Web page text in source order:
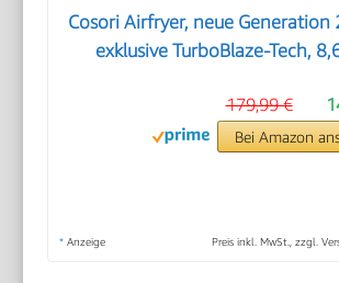
Cosori Airfryer, neue Generation
exklusive TurboBlaze-Tech,
179,99 €
Bei Amazon
* Anzeige Preis inkl. MwSt., zzgl.